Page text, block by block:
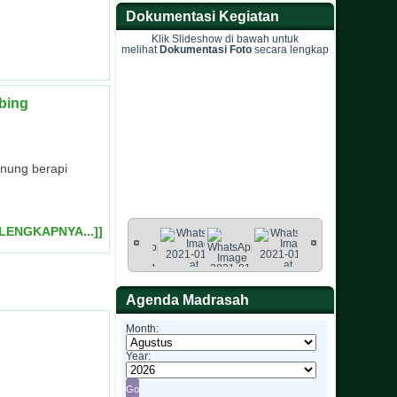
berapi
Dokumentasi Kegiatan
Klik Slideshow di bawah untuk
melihat Dokumentasi Foto secara lengkap
Agenda Madrasah
Month:
Year: